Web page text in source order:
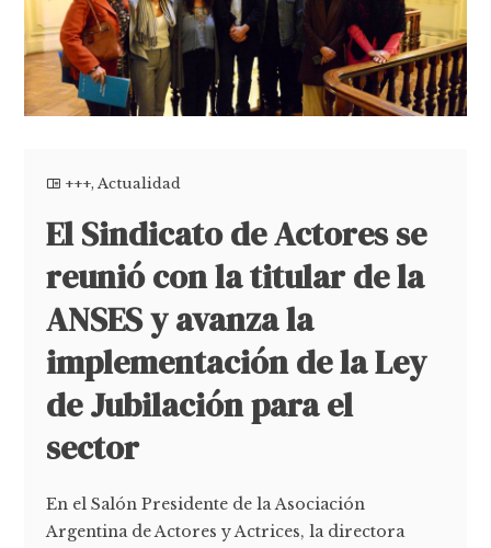
+++,Actualidad
El Sindicato de Actores se
reunió con la titular de la
ANSES y avanza la
implementación de la Ley
de Jubilación para el
sector
En el Salón Presidente de la Asociación
Argentina de Actores y Actrices, la directora